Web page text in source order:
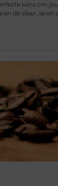
kans om
de sfeer,